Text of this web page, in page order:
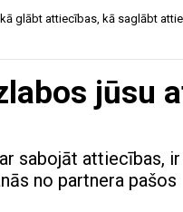
kā glābt attiecības kā saglābt
jūsu
sabojāt attiecības,
no partnera pašos